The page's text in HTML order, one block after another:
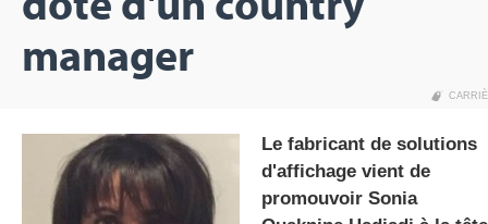
manager
Le fabricant de solutions
d'affichage vient de
promouvoir Sonia